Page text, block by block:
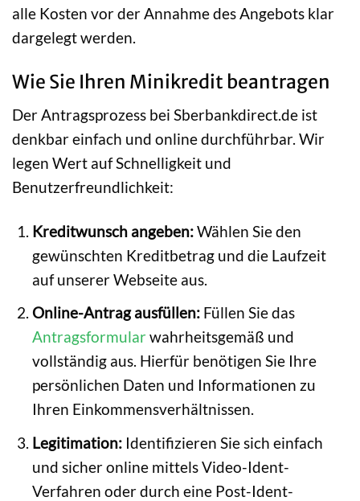
alle Kosten vor der Annahme des Angebots klar
dargelegt werden.
Wie Sie Ihren Minikredit beantragen
Der Antragsprozess bei Sberbankdirect.de ist
denkbar einfach und online durchführbar. Wir
legen Wert auf Schnelligkeit und
Benutzerfreundlichkeit:
Kreditwunsch angeben:Wählen Sie den
gewünschten Kreditbetrag und die Laufzeit
auf unserer Webseite aus.
Online-Antrag ausfüllen:Füllen Sie das
Antragsformularwahrheitsgemäß und
vollständig aus. Hierfür benötigen Sie Ihre
persönlichen Daten und Informationen zu
Ihren Einkommensverhältnissen.
Legitimation:Identifizieren Sie sich einfach
und sicher online mittels Video-Ident-
Verfahren oder durch eine Post-Ident-